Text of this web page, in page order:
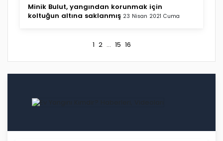
Minik Bulut, yangından korunmak için
koltuğun altına saklanmış 23 Nisan 2021 Cuma
1 2... 15 16